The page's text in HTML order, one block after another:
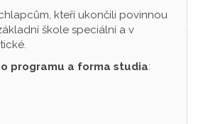
kteří ukončili povinnou
škole speciální a v
programu a forma studia: